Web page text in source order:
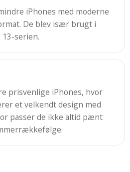
iPhones med moderne
De blev især brugt i
serien.
prisvenlige iPhones, hvor
et velkendt design med
passer de ikke altid pænt